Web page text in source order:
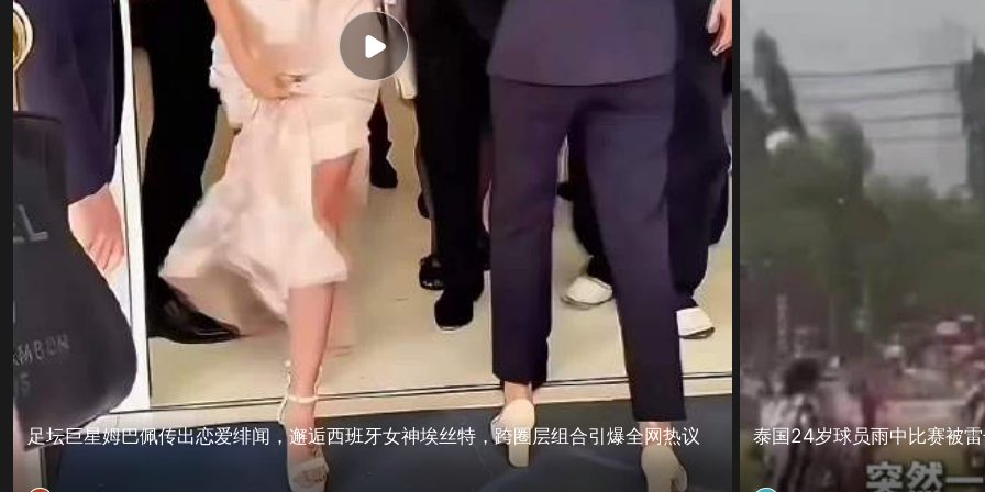
足坛巨星姆巴佩传出恋爱绯闻，邂逅西班牙女神埃丝特，跨圈层组合引爆全网热议 泰国24岁球员雨中比赛被